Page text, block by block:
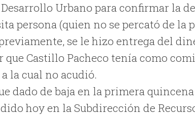
Urbano para confirmar la
persona (quien no se percató de la
se le hizo entrega del
que Castillo Pacheco tenía como
la cual no acudió.
dado de baja en la primera
hoy en la Subdirección de